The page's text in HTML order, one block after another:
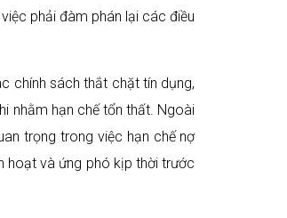
phải đàm phán lại các điều
chính sách thắt chặt tín dụng,
nhằm hạn chế tổn thất. Ngoài
trọng trong việc hạn chế nợ
hoạt và ứng phó kịp thời trước